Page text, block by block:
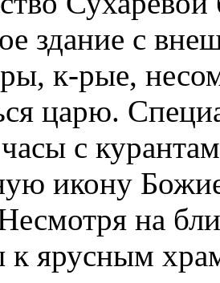
здание с
к-рые,
царю.
с
икону
на
к ярусным